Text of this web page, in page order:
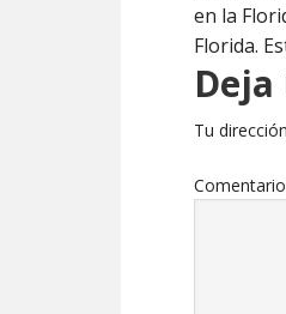
en la
Florida.
Tu
Comentario